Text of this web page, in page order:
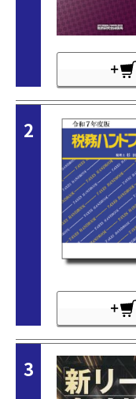
2
3